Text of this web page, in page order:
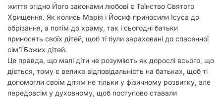
життя згідно Його законами любові є Таїнство Святого
Хрищення. Як колись Марія і Йосиф приносили Ісуса до
обрізання, а потім до храму, так і сьогодні батьки
приносять своїх дітей, щоб ті були зараховані до спасенної
сім’ї Божих дітей.
Це правда, що малі діти не розуміють як дорослі всього, що
діється, тому є велика відповідальність на батьках, щоб ті
допомогли своїм дітям не тільки у фізичному розвитку, але
передовсім у духовному, щоб поступово ставали